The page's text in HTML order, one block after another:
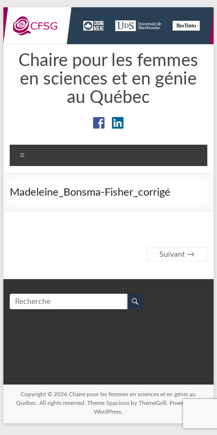
Aller
au
contenu
Chaire pour les femmes
en sciences et en génie
au Québec
Madeleine_Bonsma-Fisher_corrigé
Suivant →
Copyright © 2026Chaire pour les femmes en sciences et en génie au
Québec . All rights reserved. Theme Spaciousby ThemeGrill. Powered by:
WordPress